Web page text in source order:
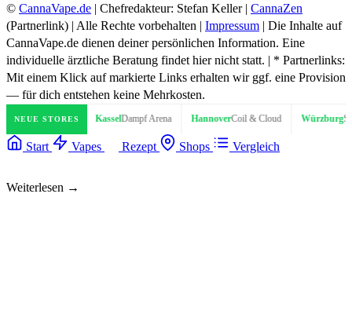
© CannaVape.de | Chefredakteur: Stefan Keller | CannaZen
(Partnerlink) | Alle Rechte vorbehalten | Impressum | Die Inhalte auf
CannaVape.de dienen deiner persönlichen Information. Eine
individuelle ärztliche Beratung findet hier nicht statt. | * Partnerlinks:
Mit einem Klick auf markierte Links erhalten wir ggf. eine Provision
— für dich entstehen keine Mehrkosten.
NEUE STORES
Kassel Dampf Arena HannoverCoil & Cloud WürzburgSteam &
Start Vapes Rezept Shops Vergleich
Weiterlesen →